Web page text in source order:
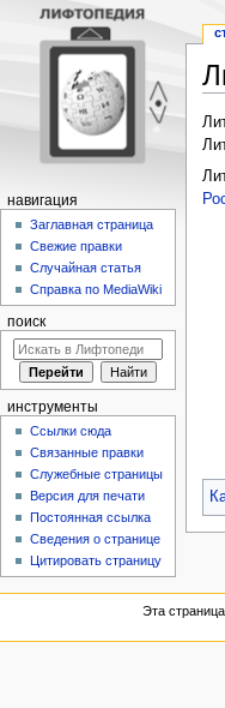
кк
навигация
Заглавная страница
Свежие правки
Случайная статья
Справка по MediaWiki
поиск
инструменты
Ссылки сюда
Связанные правки
Служебные страницы
Версия для печати
Постоянная ссылка
Сведения о странице
Цитировать страницу
Эта